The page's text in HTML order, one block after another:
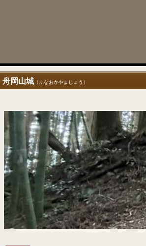
舟岡山城 （ふなおかやまじょう）